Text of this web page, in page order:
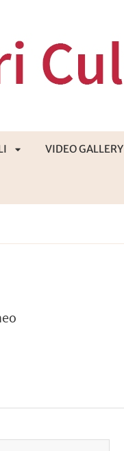
VIDEO GALLERY